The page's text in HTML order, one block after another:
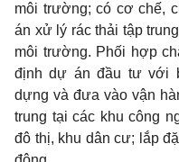
môi trường; có cơ chế,
án xử lý rác thải tập
môi trường. Phối hợp
định dự án đầu tư với
dựng và đưa vào vận
trung tại các khu công
đô thị, khu dân cư; lắp